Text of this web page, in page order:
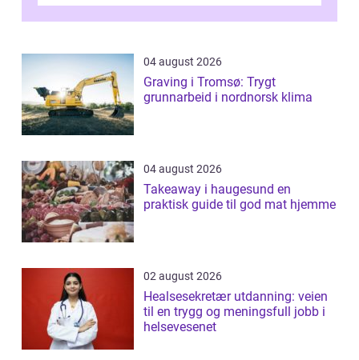
04 august 2026
Graving i Tromsø: Trygt
grunnarbeid i nordnorsk klima
04 august 2026
Takeaway i haugesund en
praktisk guide til god mat hjemme
02 august 2026
Healsesekretær utdanning: veien
til en trygg og meningsfull jobb i
helsevesenet